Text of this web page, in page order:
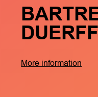
More information